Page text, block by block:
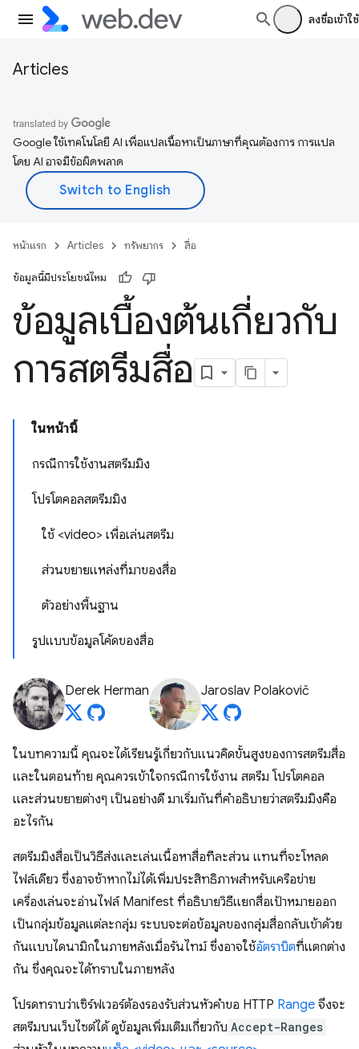
ลงชื่อเข้าใช้
Articles
Google ใช้เทคโนโลยี AI เพื่อแปลเนื้อหาเป็นภาษาที่คุณต้องการ การแปล
โดย AI อาจมีข้อผิดพลาด
หน้าแรก Articles ทรัพยากร สื่อ
ข้อมูลนี้มีประโยชน์ไหม
ข้อมูลเบื้องต้นเกี่ยวกับ
การสตรีมสื่อ
ในหน้านี้
กรณีการใช้งานสตรีมมิง
โปรโตคอลสตรีมมิง
ใช้ <video> เพื่อเล่นสตรีม
ส่วนขยายแหล่งที่มาของสื่อ
ตัวอย่างพื้นฐาน
รูปแบบข้อมูลโค้ดของสื่อ
Derek Herman Jaroslav Polakovič
ในบทความนี้ คุณจะได้เรียนรู้เกี่ยวกับแนวคิดขั้นสูงของการสตรีมสื่อ
และในตอนท้าย คุณควรเข้าใจกรณีการใช้งาน สตรีม โปรโตคอล
และส่วนขยายต่างๆ เป็นอย่างดี มาเริ่มกันที่คำอธิบายว่าสตรีมมิงคือ
อะไรกัน
สตรีมมิงสื่อเป็นวิธีส่งและเล่นเนื้อหาสื่อทีละส่วน แทนที่จะโหลด
ไฟล์เดียว ซึ่งอาจช้าหากไม่ได้เพิ่มประสิทธิภาพสำหรับเครือข่าย
เครื่องเล่นจะอ่านไฟล์ Manifest ที่อธิบายวิธีแยกสื่อเป้าหมายออก
เป็นกลุ่มข้อมูลแต่ละกลุ่ม ระบบจะต่อข้อมูลของกลุ่มสื่อกลับเข้าด้วย
กันแบบไดนามิกในภายหลังเมื่อรันไทม์ ซึ่งอาจใช้อัตราบิตที่แตกต่าง
กัน ซึ่งคุณจะได้ทราบในภายหลัง
โปรดทราบว่าเซิร์ฟเวอร์ต้องรองรับส่วนหัวคำขอ HTTP Range จึงจะ
สตรีมบนเว็บไซต์ได้ ดูข้อมูลเพิ่มเติมเกี่ยวกับ Accept-Ranges